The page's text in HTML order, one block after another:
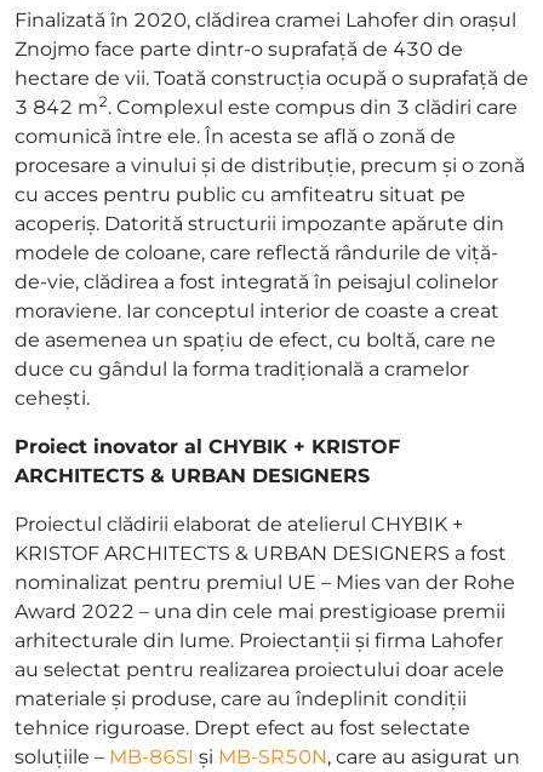
Finalizată în 2020, clădirea cramei Lahofer din orașul
Znojmo face parte dintr-o suprafață de 430 de
hectare de vii. Toată construcția ocupă o suprafață de
3 842 m2. Complexul este compus din 3 clădiri care
comunică între ele. În acesta se află o zonă de
procesare a vinului și de distribuție, precum și o zonă
cu acces pentru public cu amfiteatru situat pe
acoperiș. Datorită structurii impozante apărute din
modele de coloane, care reflectă rândurile de viță-
de-vie, clădirea a fost integrată în peisajul colinelor
moraviene. Iar conceptul interior de coaste a creat
de asemenea un spațiu de efect, cu boltă, care ne
duce cu gândul la forma tradițională a cramelor
cehești.
Proiect inovator al CHYBIK + KRISTOF
ARCHITECTS & URBAN DESIGNERS
Proiectul clădirii elaborat de atelierul CHYBIK +
KRISTOF ARCHITECTS & URBAN DESIGNERS a fost
nominalizat pentru premiul UE – Mies van der Rohe
Award 2022 – una din cele mai prestigioase premii
arhitecturale din lume. Proiectanții și firma Lahofer
au selectat pentru realizarea proiectului doar acele
materiale și produse, care au îndeplinit condiții
tehnice riguroase. Drept efect au fost selectate
soluțiile – MB-86SI și MB-SR50N, care au asigurat un